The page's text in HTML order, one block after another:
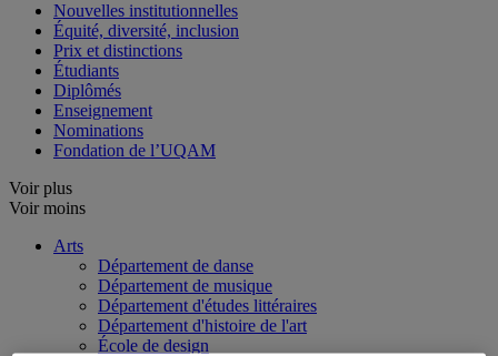
Nouvelles institutionnelles
Équité, diversité, inclusion
Prix et distinctions
Étudiants
Diplômés
Enseignement
Nominations
Fondation de l’UQAM
Voir plus
Voir moins
Arts
Département de danse
Département de musique
Département d'études littéraires
Département d'histoire de l'art
École de design